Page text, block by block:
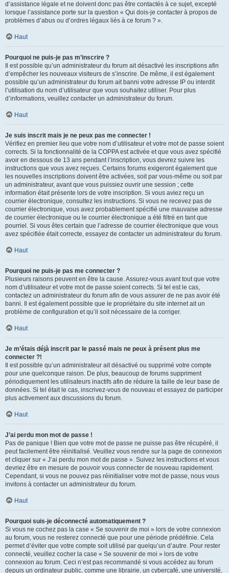
d’assistance légale et ne doivent donc pas être contactés à ce sujet, excepté
lorsque l’assistance porte sur la question « Qui dois-je contacter à propos de
problèmes d’abus ou d’ordres légaux liés à ce forum ? ».
Haut
Pourquoi ne puis-je pas m’inscrire ?
Il est possible qu’un administrateur du forum ait désactivé les inscriptions afin
d’empêcher les nouveaux visiteurs de s’inscrire. De même, il est également
possible qu’un administrateur du forum ait banni votre adresse IP ou interdit
l’utilisation du nom d’utilisateur que vous souhaitez utiliser. Pour plus
d’informations, veuillez contacter un administrateur du forum.
Haut
Je suis inscrit mais je ne peux pas me connecter !
Vérifiez en premier lieu que votre nom d’utilisateur et votre mot de passe soient
corrects. Si la fonctionnalité de la COPPA est activée et que vous avez spécifié
avoir en dessous de 13 ans pendant l’inscription, vous devrez suivre les
instructions que vous avez reçues. Certains forums exigeront également que
les nouvelles inscriptions doivent être activées, soit par vous-même ou soit par
un administrateur, avant que vous puissiez ouvrir une session ; cette
information était présente lors de votre inscription. Si vous aviez reçu un
courrier électronique, consultez les instructions. Si vous ne recevez pas de
courrier électronique, vous avez probablement spécifié une mauvaise adresse
de courrier électronique ou le courrier électronique a été filtré en tant que
pourriel. Si vous êtes certain que l’adresse de courrier électronique que vous
avez spécifiée était correcte, essayez de contacter un administrateur du forum.
Haut
Pourquoi ne puis-je pas me connecter ?
Plusieurs raisons peuvent en être la cause. Assurez-vous avant tout que votre
nom d’utilisateur et votre mot de passe soient corrects. Si tel est le cas,
contactez un administrateur du forum afin de vous assurer de ne pas avoir été
banni. Il est également possible que le propriétaire du site internet ait un
problème de configuration et qu’il soit nécessaire de la corriger.
Haut
Je m’étais déjà inscrit par le passé mais ne peux à présent plus me
connecter ?!
Il est possible qu’un administrateur ait désactivé ou supprimé votre compte
pour une quelconque raison. De plus, beaucoup de forums suppriment
périodiquement les utilisateurs inactifs afin de réduire la taille de leur base de
données. Si tel était le cas, inscrivez-vous de nouveau et essayez de participer
plus activement aux discussions du forum.
Haut
J’ai perdu mon mot de passe !
Pas de panique ! Bien que votre mot de passe ne puisse pas être récupéré, il
peut facilement être réinitialisé. Veuillez vous rendre sur la page de connexion
et cliquer sur « J’ai perdu mon mot de passe ». Suivez les instructions et vous
devriez être en mesure de pouvoir vous connecter de nouveau rapidement.
Cependant, si vous ne pouvez pas réinitialiser votre mot de passe, nous vous
invitons à contacter un administrateur du forum.
Haut
Pourquoi suis-je déconnecté automatiquement ?
Si vous ne cochez pas la case « Se souvenir de moi » lors de votre connexion
au forum, vous ne resterez connecté que pour une période prédéfinie. Cela
permet d’éviter que votre compte soit utilisé par quelqu’un d’autre. Pour rester
connecté, veuillez cocher la case « Se souvenir de moi » lors de votre
connexion au forum. Ceci n’est pas recommandé si vous accédez au forum
depuis un ordinateur public, comme une librairie, un cybercafé, une université,